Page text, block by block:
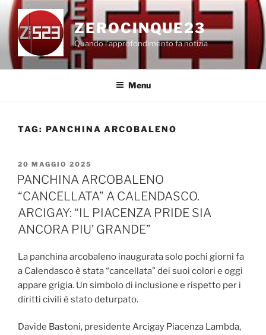
Salta
contenuto
ZEROCINQUE23
Quando l'approfondimento fa notizia
Menu
TAG: PANCHINA ARCOBALENO
PUBBLICATO
IL
20 MAGGIO 2025
PANCHINA ARCOBALENO
“CANCELLATA” A CALENDASCO.
ARCIGAY: “IL PIACENZA PRIDE SIA
ANCORA PIU’ GRANDE”
La panchina arcobaleno inaugurata solo pochi giorni fa
a Calendasco è stata “cancellata” dei suoi colori e oggi
appare grigia. Un simbolo di inclusione e rispetto per i
diritti civili è stato deturpato.
Davide Bastoni, presidente Arcigay Piacenza Lambda,